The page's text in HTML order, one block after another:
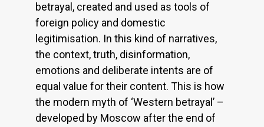
betrayal, created and used as tools of
foreign policy and domestic
legitimisation. In this kind of narratives,
the context, truth, disinformation,
emotions and deliberate intents are of
equal value for their content. This is how
the modern myth of ‘Western betrayal’ –
developed by Moscow after the end of